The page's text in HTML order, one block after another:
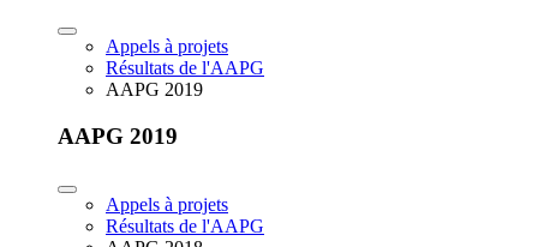
Appels à projets
Résultats de l'AAPG
AAPG 2019
AAPG 2019
Appels à projets
Résultats de l'AAPG